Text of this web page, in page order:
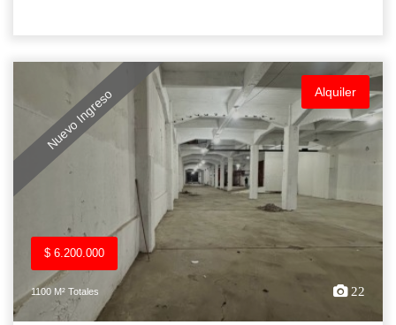
Nuevo Ingreso Alquiler
$ 6.200.000
1100 M² Totales 22